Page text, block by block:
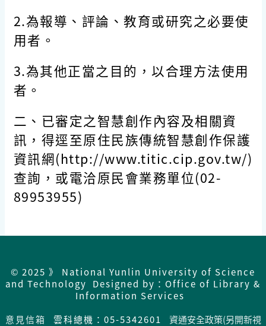
2.為報導、評論、教育或研究之必要使
用者。
3.為其他正當之目的，以合理方法使用
者。
二、已審定之智慧創作內容及相關資
訊，得逕至原住民族傳統智慧創作保護
資訊網(http://www.titic.cip.gov.tw/)
查詢，或電洽原民會業務單位(02-
89953955)
© 2025 》 National Yunlin University of Science
and Technology Designed by：Office of Library &
Information Services
意見信箱
雲科總機：05-5342601
資通安全政策(另開新視